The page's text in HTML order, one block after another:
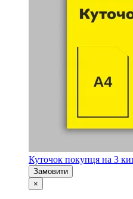
Куточок покупця на 3
Замовити
×